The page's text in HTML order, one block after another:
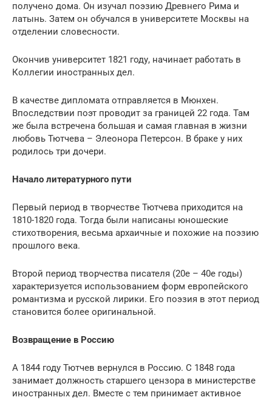
получено дома. Он изучал поэзию Древнего Рима и
латынь. Затем он обучался в университете Москвы на
отделении словесности.
Окончив университет 1821 году, начинает работать в
Коллегии иностранных дел.
В качестве дипломата отправляется в Мюнхен.
Впоследствии поэт проводит за границей 22 года. Там
же была встречена большая и самая главная в жизни
любовь Тютчева – Элеонора Петерсон. В браке у них
родилось три дочери.
Начало литературного пути
Первый период в творчестве Тютчева приходится на
1810-1820 года. Тогда были написаны юношеские
стихотворения, весьма архаичные и похожие на поэзию
прошлого века.
Второй период творчества писателя (20е – 40е годы)
характеризуется использованием форм европейского
романтизма и русской лирики. Его поэзия в этот период
становится более оригинальной.
Возвращение в Россию
А 1844 году Тютчев вернулся в Россию. С 1848 года
занимает должность старшего цензора в министерстве
иностранных дел. Вместе с тем принимает активное